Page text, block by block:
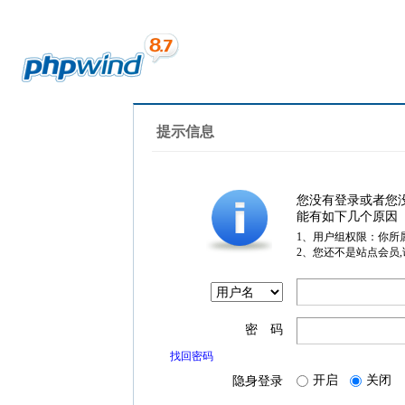
提示信息
您没有登录或者您
能有如下几个原因
1、用户组权限：你所
2、您还不是站点会员
密 码
找回密码
隐身登录 开启 关闭